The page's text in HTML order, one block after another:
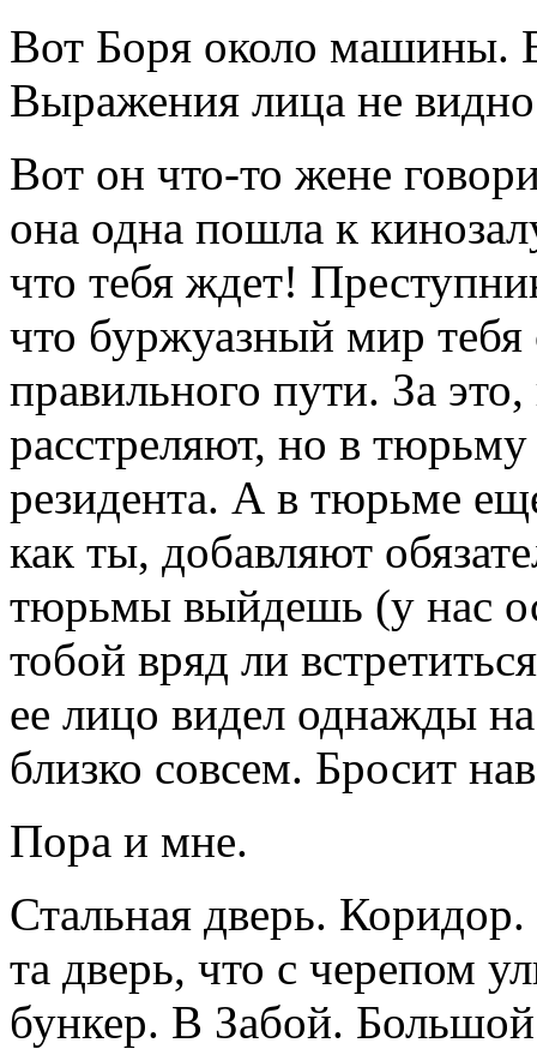
Вот Боря около машины.
Выражения лица не
Вот он что-то жене
она одна пошла к
что тебя ждет!
что буржуазный мир тебя
правильного пути. За
расстреляют, но в
резидента. А в тюрьме
как ты, добавляют
тюрьмы выйдешь (у нас
тобой вряд ли
ее лицо видел однажды
близко совсем. Бросит
Пора и мне.
Стальная дверь.
та дверь, что с черепом
бункер. В Забой.